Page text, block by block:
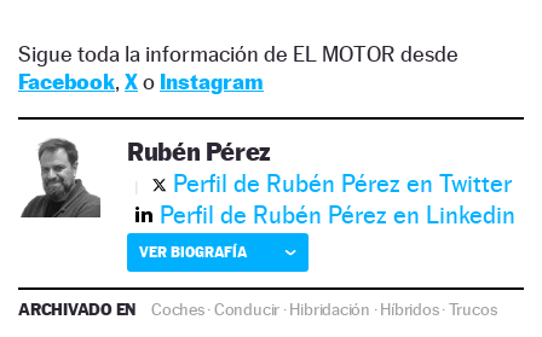
Sigue toda la información de EL MOTOR desde
Facebook, Xo Instagram
Rubén Pérez
Perfil de Rubén Pérez en Twitter
Perfil de Rubén Pérez en Linkedin
VER BIOGRAFÍA
ARCHIVADO EN Coches·Conducir ·Hibridación ·Híbridos·Trucos